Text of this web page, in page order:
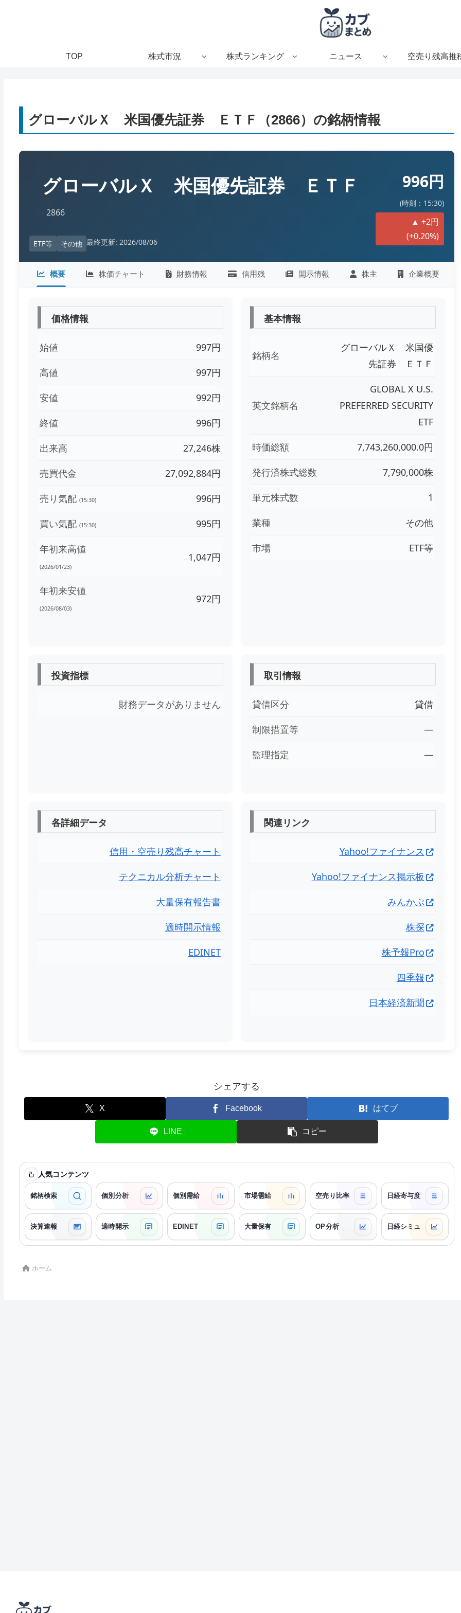
TOP 株式市況 株式ランキング ニュース 空売り残高推
グローバルＸ 米国優先証券 ＥＴＦ（2866）の銘柄情報
グローバルＸ 米国優先証券 ＥＴＦ
2866
ETF等 その他 最終更新: 2026/08/06
996円
(時刻：15:30)
▲ +2円
(+0.20%)
概要 株価チャート 財務情報 信用残 開示情報 株主 企業概要
価格情報
始値 997円
高値 997円
安値 992円
終値 996円
出来高 27,246株
売買代金 27,092,884円
売り気配 (15:30) 996円
買い気配 (15:30) 995円
年初来高値
(2026/01/23)
1,047円
年初来安値
(2026/08/03)
972円
基本情報
銘柄名
グローバルＸ 米国優
先証券 ＥＴＦ
英文銘柄名
GLOBAL X U.S.
PREFERRED SECURITY
ETF
時価総額 7,743,260,000.0円
発行済株式総数 7,790,000株
単元株式数 1
業種 その他
市場 ETF等
投資指標
財務データがありません
取引情報
貸借区分 貸借
制限措置等 ―
監理指定 ―
各詳細データ
信用・空売り残高チャート
テクニカル分析チャート
大量保有報告書
適時開示情報
EDINET
関連リンク
Yahoo!ファイナンス
Yahoo!ファイナンス掲示板
みんかぶ
株探
株予報Pro
四季報
日本経済新聞
シェアする
X Facebook はてブ
LINE コピー
人気コンテンツ
銘柄検索 個別分析 個別需給 市場需給 空売り比率 日経寄与度
決算速報 適時開示 EDINET 大量保有 OP分析 日経シミュ
ホーム